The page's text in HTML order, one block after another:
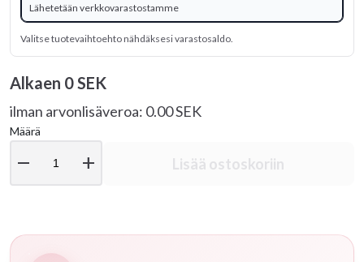
Lähetetään verkkovarastostamme
Valitse tuotevaihtoehto nähdäksesi varastosaldo.
Alkaen 0 SEK
ilman arvonlisäveroa: 0.00 SEK
Määrä
remove add Lisää ostoskoriin